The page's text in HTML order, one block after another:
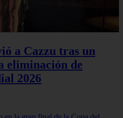
a Cazzu tras un
eliminación de
2026